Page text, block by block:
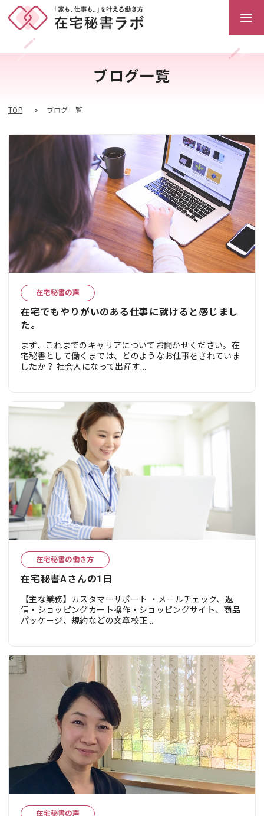
ブログ一覧
TOP ブログ一覧
在宅秘書の声
在宅でもやりがいのある仕事に就けると感じまし
た。
まず、これまでのキャリアについてお聞かせください。在
宅秘書として働くまでは、どのようなお仕事をされていま
したか？ 社会人になって出産す...
在宅秘書の働き方
在宅秘書Aさんの1日
【主な業務】カスタマーサポート ・メールチェック、返
信・ショッピングカート操作・ショッピングサイト、商品
パッケージ、規約などの文章校正...
在宅秘書の声